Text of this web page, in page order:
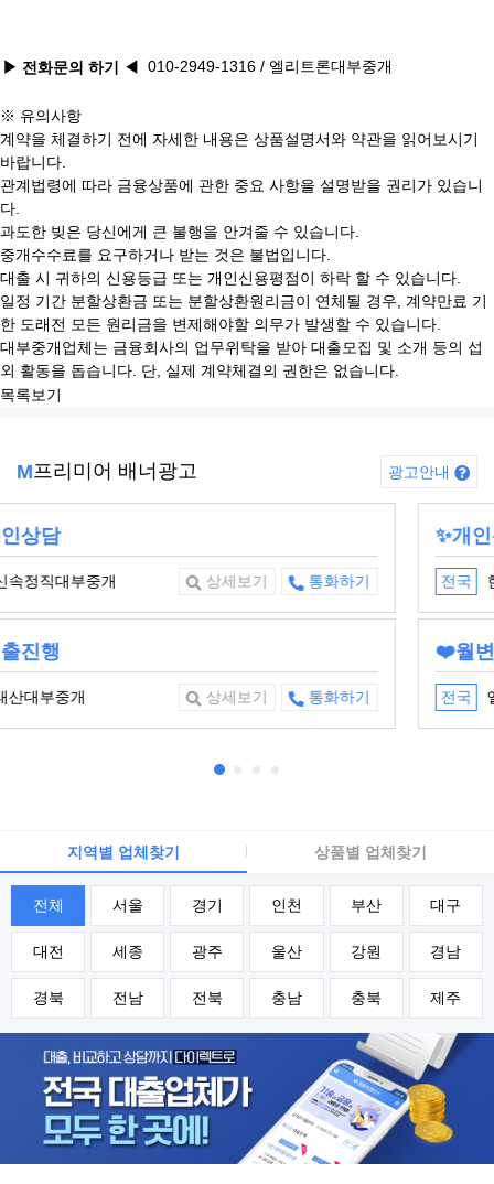
▶ 전화문의 하기 ◀ 010-2949-1316 / 엘리트론대부중개
※ 유의사항
계약을 체결하기 전에 자세한 내용은 상품설명서와 약관을 읽어보시기
바랍니다.
관계법령에 따라 금융상품에 관한 중요 사항을 설명받을 권리가 있습니
다.
과도한 빚은 당신에게 큰 불행을 안겨줄 수 있습니다.
중개수수료를 요구하거나 받는 것은 불법입니다.
대출 시 귀하의 신용등급 또는 개인신용평점이 하락 할 수 있습니다.
일정 기간 분할상환금 또는 분할상환원리금이 연체될 경우, 계약만료 기
한 도래전 모든 원리금을 변제해야할 의무가 발생할 수 있습니다.
대부중개업체는 금융회사의 업무위탁을 받아 대출모집 및 소개 등의 섭
외 활동을 돕습니다. 단, 실제 계약체결의 권한은 없습니다.
목록보기
M프리미어 배너광고 광고안내
✨개인돈대환대출✨
전국 한국안전금융대부 상세보기 통화하기
❤️월변전문❤️
전국 엘리트론대부중개 상세보기 통화하기
지역별 업체찾기 상품별 업체찾기
전체 서울 경기 인천 부산 대구
대전 세종 광주 울산 강원 경남
경북 전남 전북 충남 충북 제주